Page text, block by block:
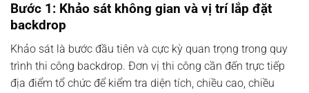
Bước 1: Khảo sát không gian và vị trí lắp đặt
backdrop
Khảo sát là bước đầu tiên và cực kỳ quan trọng trong quy
trình thi công backdrop. Đơn vị thi công cần đến trực tiếp
địa điểm tổ chức để kiểm tra diện tích, chiều cao, chiều